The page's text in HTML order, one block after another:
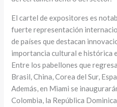
El cartel de expositores es
fuerte representación
de países que destacan
importancia cultural e histórica
Entre los pabellones que
Brasil, China, Corea del Sur,
Además, en Miami se
Colombia, la República